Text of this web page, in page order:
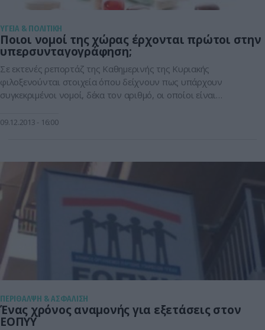
ΥΓΕΙΑ & ΠΟΛΙΤΙΚΗ
Ποιοι νομοί της χώρας έρχονται πρώτοι στην
υπερσυνταγογράφηση;
Σε εκτενές ρεπορτάζ της Καθημερινής της Κυριακής
φιλοξενούνται στοιχεία όπου δείχνουν πως υπάρχουν
συγκεκριμένοι νομοί, δέκα τον αριθμό, οι οποίοι είναι
πρωταγωνιστής λοιπόν νομός στη συνταγογράφηση είναι ο
10.000 ευρών στον νομό Μαγνησίας που έρχεται […]
09.12.2013 16:00
ΠΕΡΙΘΑΛΨΗ & ΑΣΦΑΛΙΣΗ
Ένας χρόνος αναμονής για εξετάσεις στον
ΕΟΠΥΥ